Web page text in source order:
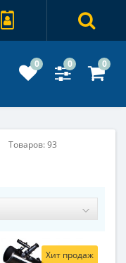
0 0 0
Товаров: 93
Хит продаж